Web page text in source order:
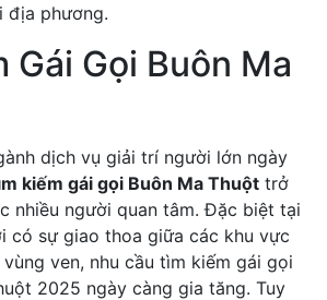
địa phương.
Gái Gọi Buôn Ma
dịch vụ giải trí người lớn ngày
kiếm gái gọi Buôn Ma Thuột trở
nhiều người quan tâm. Đặc biệt tại
có sự giao thoa giữa các khu vực
ven, nhu cầu tìm kiếm gái gọi
2025 ngày càng gia tăng. Tuy